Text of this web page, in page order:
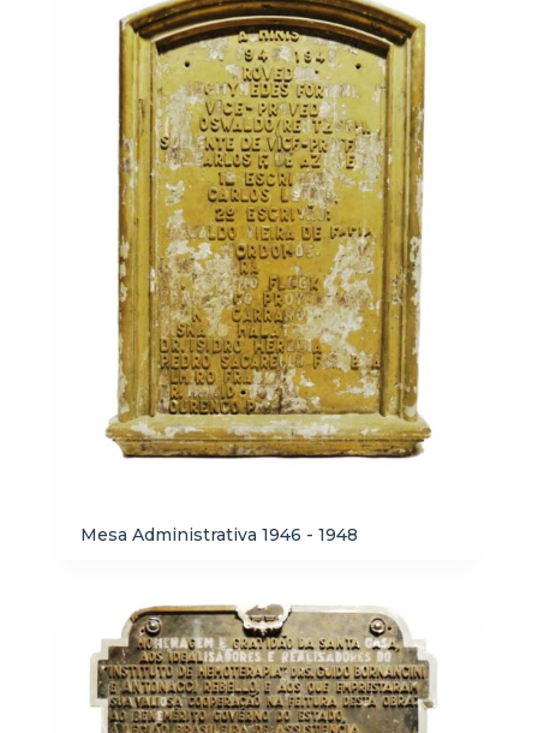
Mesa Administrativa 1946 - 1948